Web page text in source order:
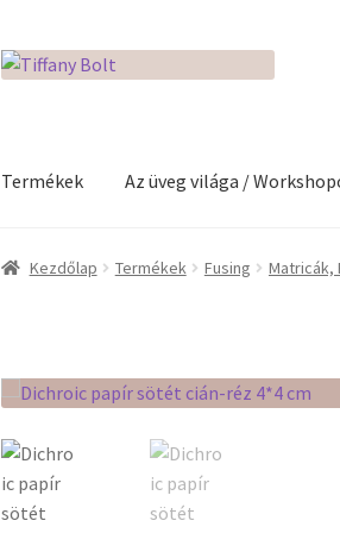
Ugrás
Kilépés
Termékek Az üveg világa /
Kezdőlap Adatkezelési tájékoztató Az
Kezdőlap Termékek Fusing Matricák,